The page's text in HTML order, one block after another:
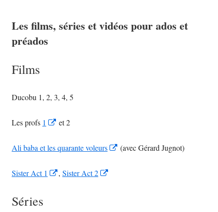
Les films, séries et vidéos pour ados et
préados
Films
Ducobu 1, 2, 3, 4, 5
Les profs 1
Opens
a
window
et 2
Ali baba et les quarante voleurs
Opens
(avec Gérard Jugnot)
Sister Act 1
Opens
, Sister Act 2
Séries